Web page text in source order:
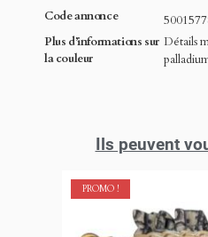
Code annonce
Plus d’informations sur
la couleur
Détails
Ils peuvent
PROMO !